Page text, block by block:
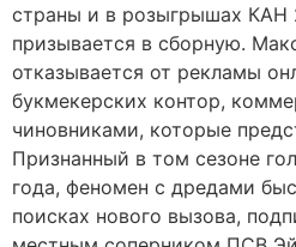
страны и в розыгрышах КАН
призывается в сборную.
отказывается от рекламы
букмекерских контор,
чиновниками, которые
Признанный в том сезоне
года, феномен с дредами
поисках нового вызова,